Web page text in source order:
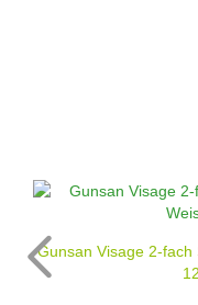
Gunsan Visage 2-